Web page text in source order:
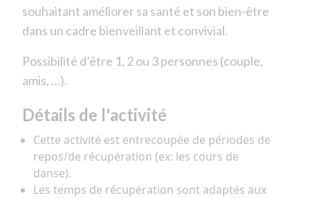
souhaitant améliorer sa santé et son bien-être
dans un cadre bienveillant et convivial.
Possibilité d’être 1, 2 ou 3 personnes (couple,
amis, …).
Détails de l'activité
Cette activité est entrecoupée de périodes de
repos/de récupération (ex: les cours de
danse).
Les temps de récupération sont adaptés aux